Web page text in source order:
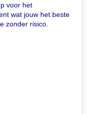
voor het
wat jouw het beste
zonder risico.